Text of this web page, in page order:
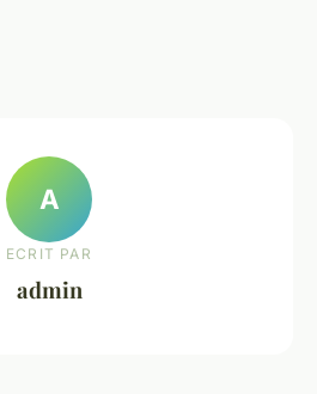
A
ECRIT PAR
admin